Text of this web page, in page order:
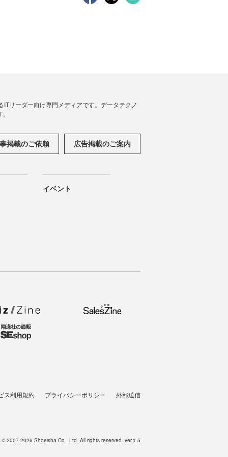
リーダー向け専門メディアです。データテクノ
掲載のご依頼 広告掲載のご案内
イベント
ス利用規約 プライバシーポリシー 外部送信
2007-2026 Shoeisha Co., Ltd. All rights reserved. ver.1.5